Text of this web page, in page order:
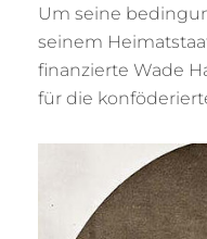
Um seine
seinem
finanzierte Wade
für die